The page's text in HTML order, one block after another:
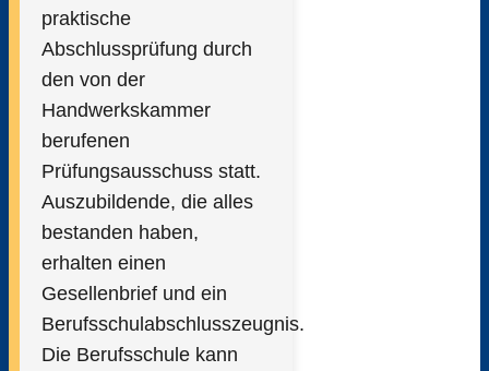
praktische
Abschlussprüfung durch
den von der
Handwerkskammer
berufenen
Prüfungsausschuss statt.
Auszubildende, die alles
bestanden haben,
erhalten einen
Gesellenbrief und ein
Berufsschulabschlusszeugnis.
Die Berufsschule kann